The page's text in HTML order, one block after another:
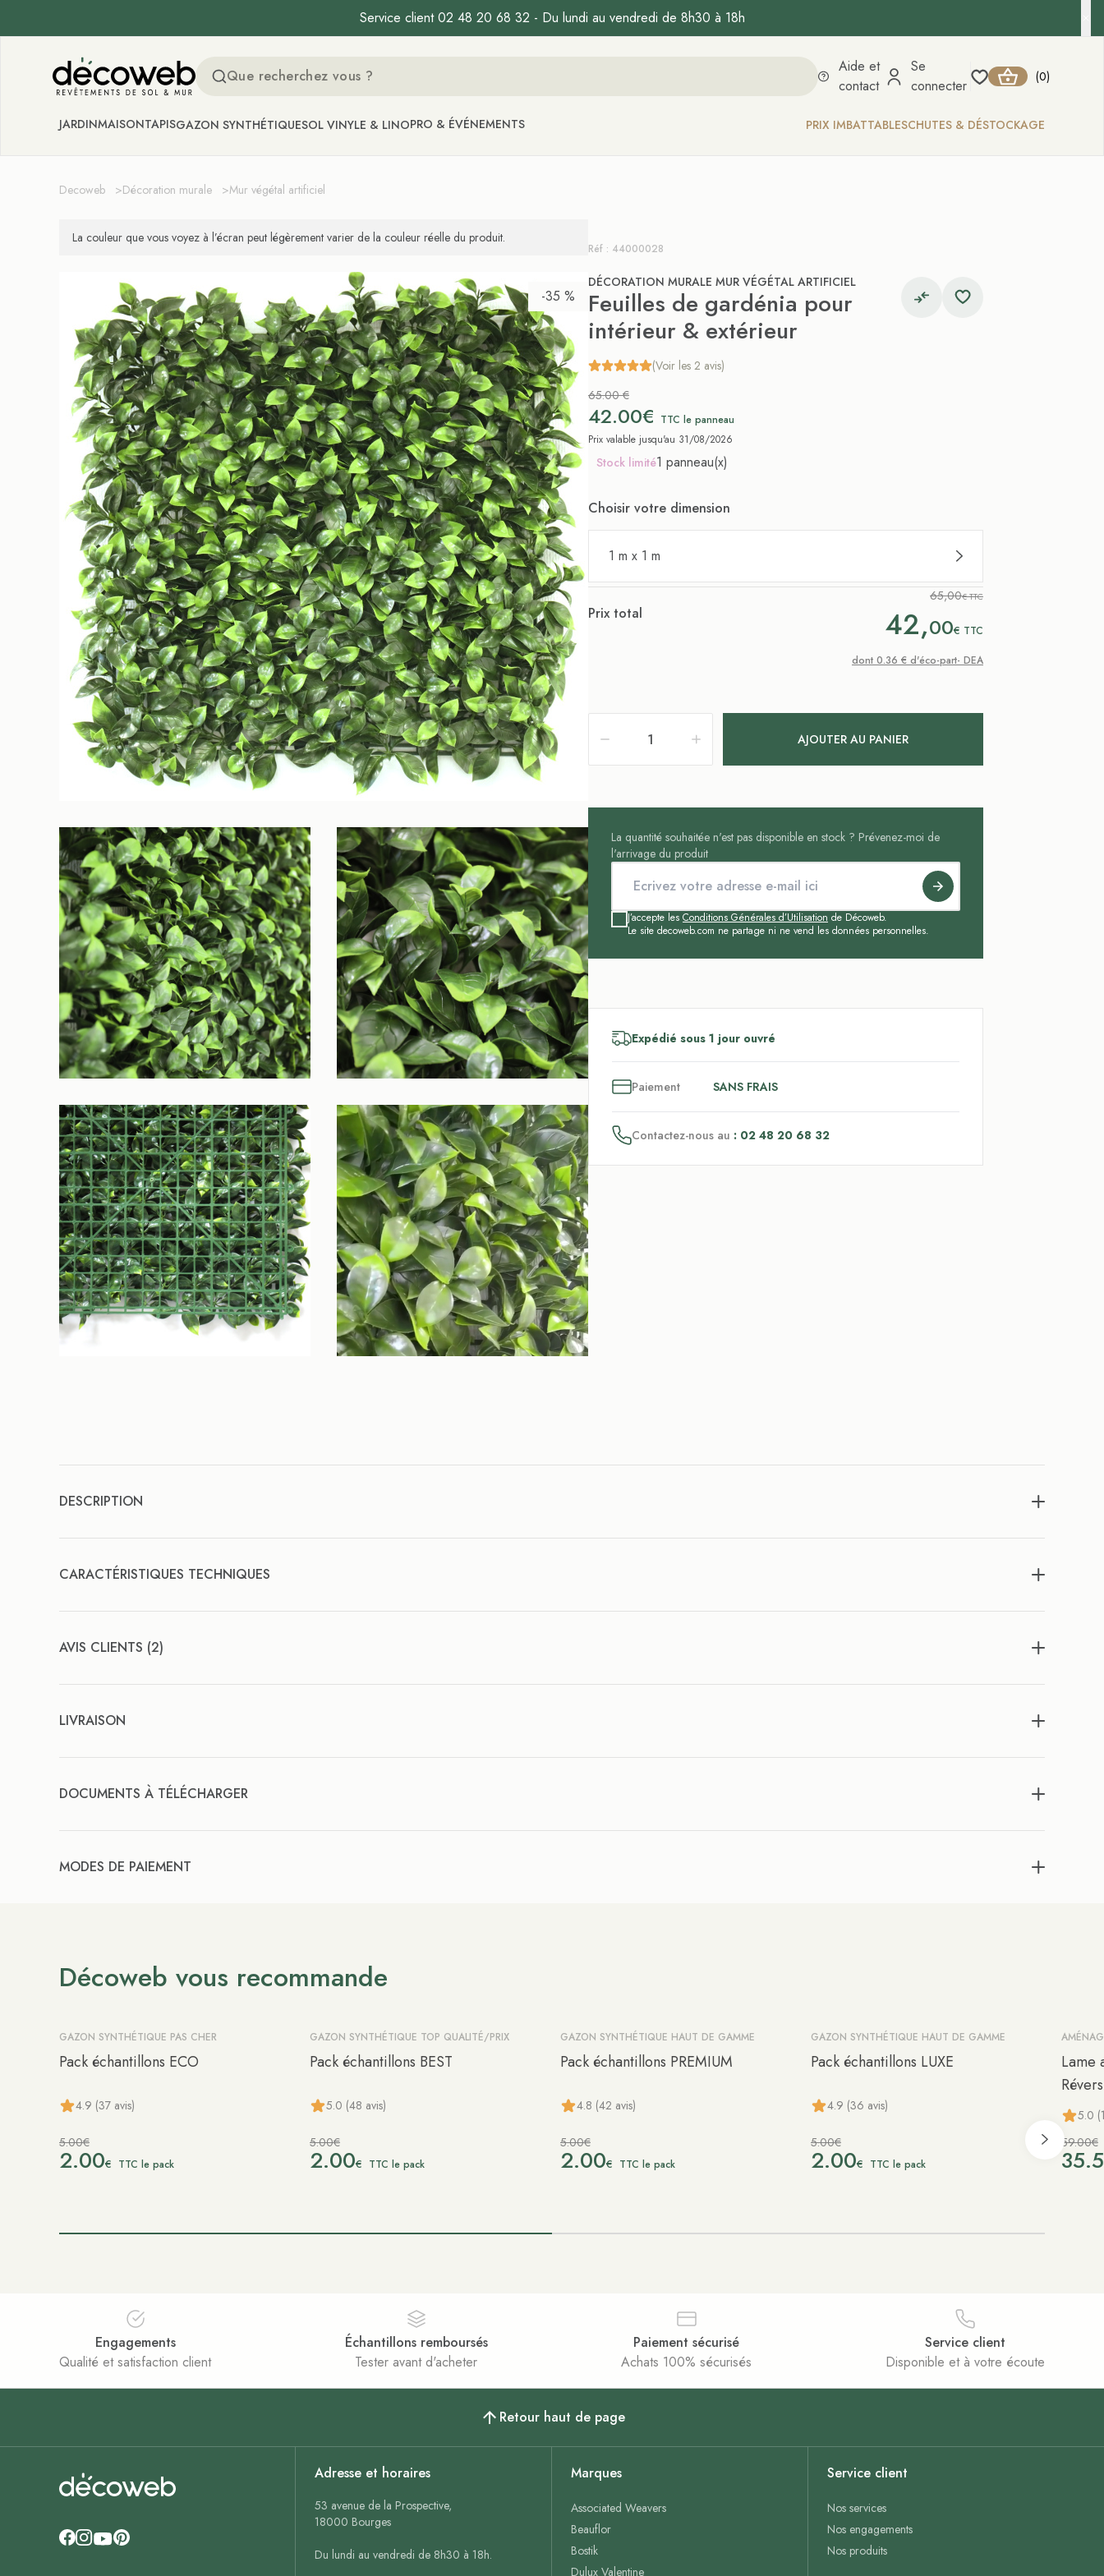
Service client 02 48 20 68 32 - Du lundi au vendredi de 8h30 à 18h
Decoweb
Aide et
contact
Se
connecter
(0)
JARDINMAISONTAPISGAZON SYNTHÉTIQUESOL VINYLE & LINOPRO & ÉVÉNEMENTS PRIX IMBATTABLESCHUTES & DÉSTOCKAGE
Decoweb >Décoration murale >Mur végétal artificiel
La couleur que vous voyez à l’écran peut légèrement varier de la couleur réelle du produit.
-35 %
Réf : 44000028
DÉCORATION MURALE MUR VÉGÉTAL ARTIFICIEL
Feuilles de gardénia pour
intérieur & extérieur
(Voir les 2 avis)
65.00 €
42.00€ TTC le panneau
Prix valable jusqu'au 31/08/2026
Stock limité1 panneau(x)
Choisir votre dimension
1 m x 1 m
Prix total
65,00€ TTC
42,00€ TTC
dont 0.36 € d'éco-part- DEA
AJOUTER AU PANIER
La quantité souhaitée n'est pas disponible en stock ? Prévenez-moi de
l'arrivage du produit
J’accepte les Conditions Générales d’Utilisation de Décoweb.
Le site decoweb.com ne partage ni ne vend les données personnelles.
Expédié sous 1 jour ouvré
Paiement SANS FRAIS
Contactez-nous au : 02 48 20 68 32
DESCRIPTION
CARACTÉRISTIQUES TECHNIQUES
AVIS CLIENTS (2)
LIVRAISON
DOCUMENTS À TÉLÉCHARGER
MODES DE PAIEMENT
Décoweb vous recommande
-60%
GAZON SYNTHÉTIQUE PAS CHER
Pack échantillons ECO
4.9 (37 avis)
5.00€
2.00€ TTC le pack
-60%
GAZON SYNTHÉTIQUE TOP QUALITÉ/PRIX
Pack échantillons BEST
5.0 (48 avis)
5.00€
2.00€ TTC le pack
-60%
GAZON SYNTHÉTIQUE HAUT DE GAMME
Pack échantillons PREMIUM
4.8 (42 avis)
5.00€
2.00€ TTC le pack
-60%
GAZON SYNTHÉTIQUE HAUT DE GAMME
Pack échantillons LUXE
4.9 (36 avis)
5.00€
2.00€ TTC le pack
-40%
Lame
5.0
59.00€
Engagements
Qualité et satisfaction client
Échantillons remboursés
Tester avant d'acheter
Paiement sécurisé
Achats 100% sécurisés
Service client
Disponible et à votre écoute
Retour haut de page
Adresse et horaires
53 avenue de la Prospective,
18000 Bourges
Du lundi au vendredi de 8h30 à 18h.
Marques
Associated Weavers
Beauflor
Bostik
Dulux Valentine
Service client
Nos services
Nos engagements
Nos produits